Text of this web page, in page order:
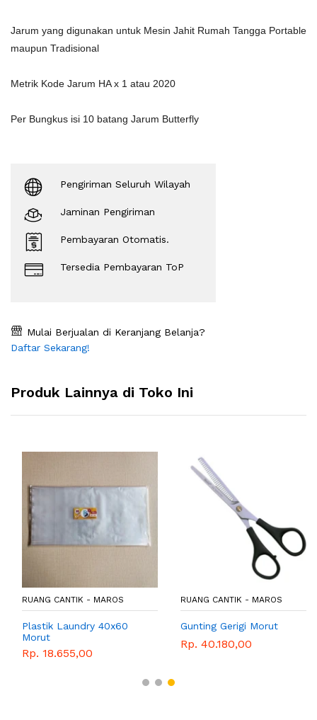
Jarum yang digunakan untuk Mesin Jahit Rumah Tangga Portable
maupun Tradisional
Metrik Kode Jarum HA x 1 atau 2020
Per Bungkus isi 10 batang Jarum Butterfly
Pengiriman Seluruh Wilayah
Jaminan Pengiriman
Pembayaran Otomatis.
Tersedia Pembayaran ToP
Mulai Berjualan di Keranjang Belanja?
Daftar Sekarang!
Produk Lainnya di Toko Ini
RUANG CANTIK - MAROS
Plastik Laundry 40x60
Morut
Rp. 18.655,00
RUANG CANTIK - MAROS
Gunting Gerigi Morut
Rp. 40.180,00